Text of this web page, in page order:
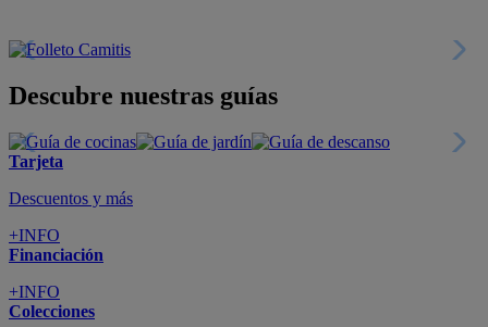
Descubre nuestras guías
Tarjeta
Descuentos y más
+INFO
Financiación
+INFO
Colecciones